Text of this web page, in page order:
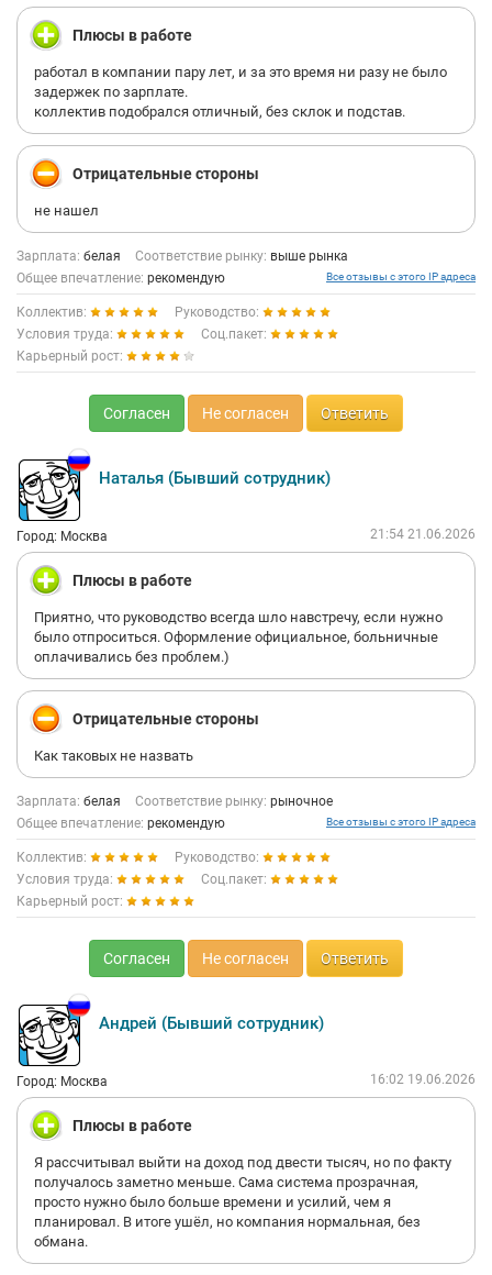
Плюсы в работе
работал в компании пару лет, и за это время ни разу не было
задержек по зарплате.
коллектив подобрался отличный, без склок и подстав.
Отрицательные стороны
не нашел
Зарплата: белая Соответствие рынку: выше рынка
Общее впечатление: рекомендую Все отзывы с этого IP адреса
Коллектив:
Руководство:
Условия труда:
Соц.пакет:
Карьерный рост:
Согласен Не согласен Ответить
Наталья (Бывший сотрудник)
Город: Москва 21:54 21.06.2026
Плюсы в работе
Приятно, что руководство всегда шло навстречу, если нужно
было отпроситься. Оформление официальное, больничные
оплачивались без проблем.)
Отрицательные стороны
Как таковых не назвать
Зарплата: белая Соответствие рынку: рыночное
Общее впечатление: рекомендую Все отзывы с этого IP адреса
Коллектив:
Руководство:
Условия труда:
Соц.пакет:
Карьерный рост:
Согласен Не согласен Ответить
Андрей (Бывший сотрудник)
Город: Москва 16:02 19.06.2026
Плюсы в работе
Я рассчитывал выйти на доход под двести тысяч, но по факту
получалось заметно меньше. Сама система прозрачная,
просто нужно было больше времени и усилий, чем я
планировал. В итоге ушёл, но компания нормальная, без
обмана.